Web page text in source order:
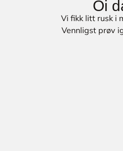
Oi
Vi fikk litt rusk i
Vennligst prøv